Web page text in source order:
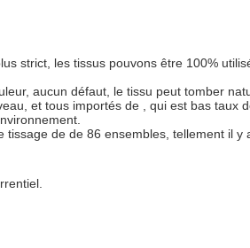
strict, les tissus pouvons être 100%
aucun défaut, le tissu peut tomber
et tous importés de , qui est bas taux
de de 86 ensembles, tellement il y